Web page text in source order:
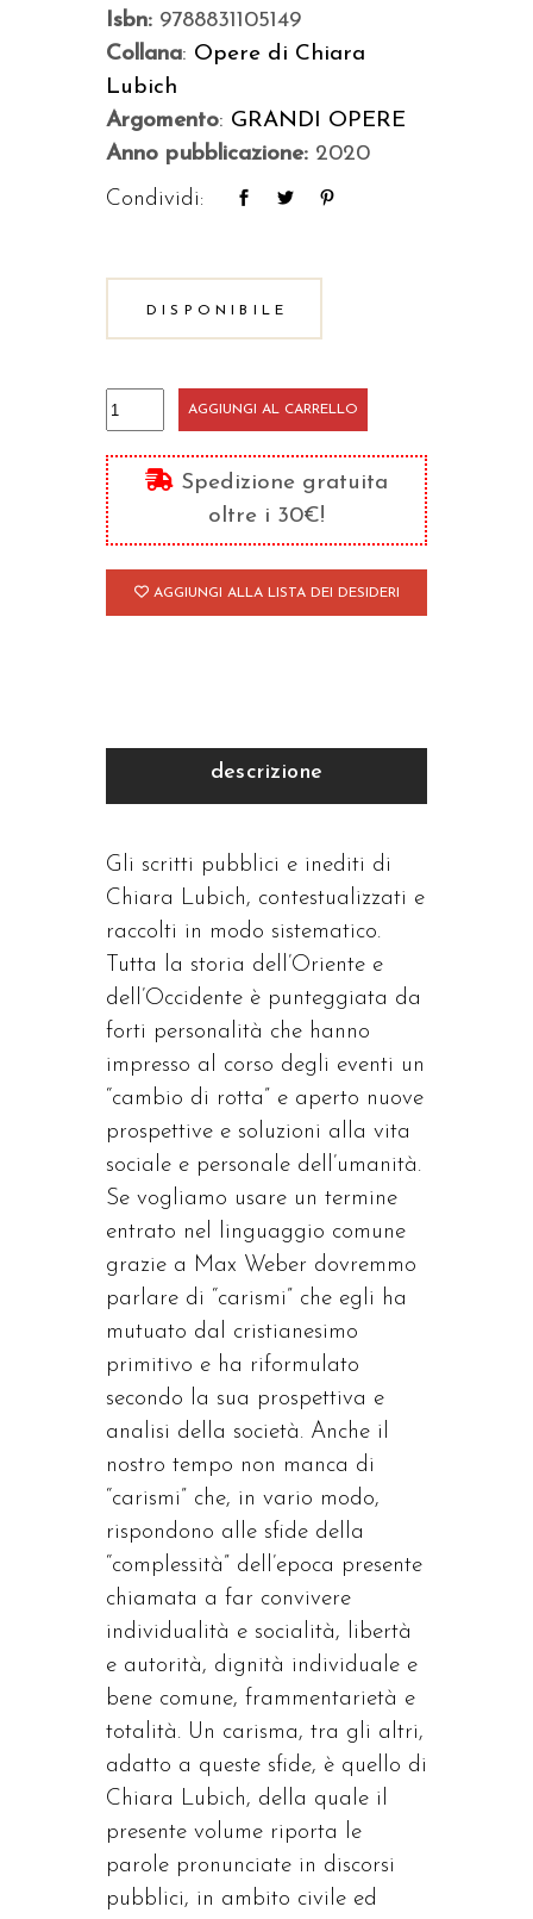
Isbn: 9788831105149
Collana: Opere di Chiara
Lubich
Argomento: GRANDI OPERE
Anno pubblicazione: 2020
Condividi:
DISPONIBILE
Discorsi
in
ambito
civile
ed
ecclesiale
quantità
AGGIUNGI AL CARRELLO
Spedizione gratuita
oltre i 30€!
AGGIUNGI ALLA LISTA DEI DESIDERI
descrizione
Gli scritti pubblici e inediti di
Chiara Lubich, contestualizzati e
raccolti in modo sistematico.
Tutta la storia dell’Oriente e
dell’Occidente è punteggiata da
forti personalità che hanno
impresso al corso degli eventi un
“cambio di rotta” e aperto nuove
prospettive e soluzioni alla vita
sociale e personale dell’umanità.
Se vogliamo usare un termine
entrato nel linguaggio comune
grazie a Max Weber dovremmo
parlare di “carismi” che egli ha
mutuato dal cristianesimo
primitivo e ha riformulato
secondo la sua prospettiva e
analisi della società. Anche il
nostro tempo non manca di
“carismi” che, in vario modo,
rispondono alle sfide della
“complessità” dell’epoca presente
chiamata a far convivere
individualità e socialità, libertà
e autorità, dignità individuale e
bene comune, frammentarietà e
totalità. Un carisma, tra gli altri,
adatto a queste sfide, è quello di
Chiara Lubich, della quale il
presente volume riporta le
parole pronunciate in discorsi
pubblici, in ambito civile ed